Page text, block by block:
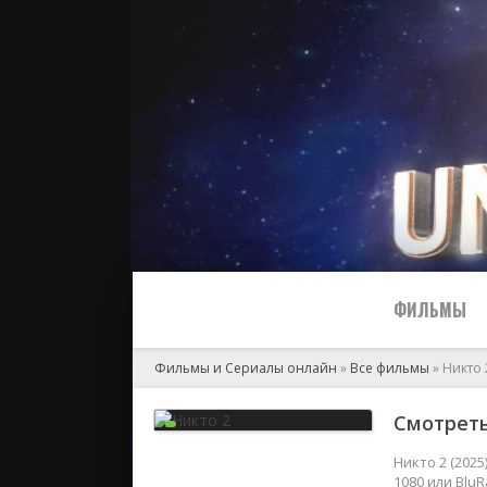
ФИЛЬМЫ
2024
Фильмы и Сериалы онлайн » Все фильмы » Никто
Никто 2
1080 или